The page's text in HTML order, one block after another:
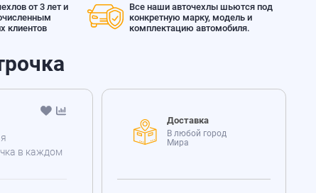
от 3 лет и
клиентов
Все наши авточехлы шьются под
конкретную марку, модель и
комплектацию автомобиля.
в каждом
Доставка
В любой город
Мира